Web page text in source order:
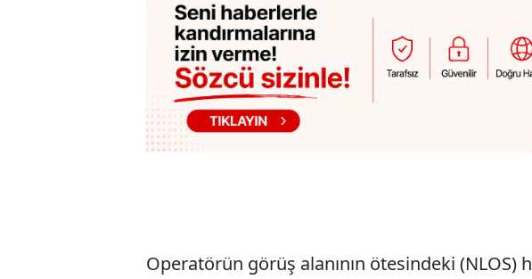
Operatörün görüş alanının ötesindeki (NLOS)